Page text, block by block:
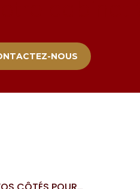
NOUS